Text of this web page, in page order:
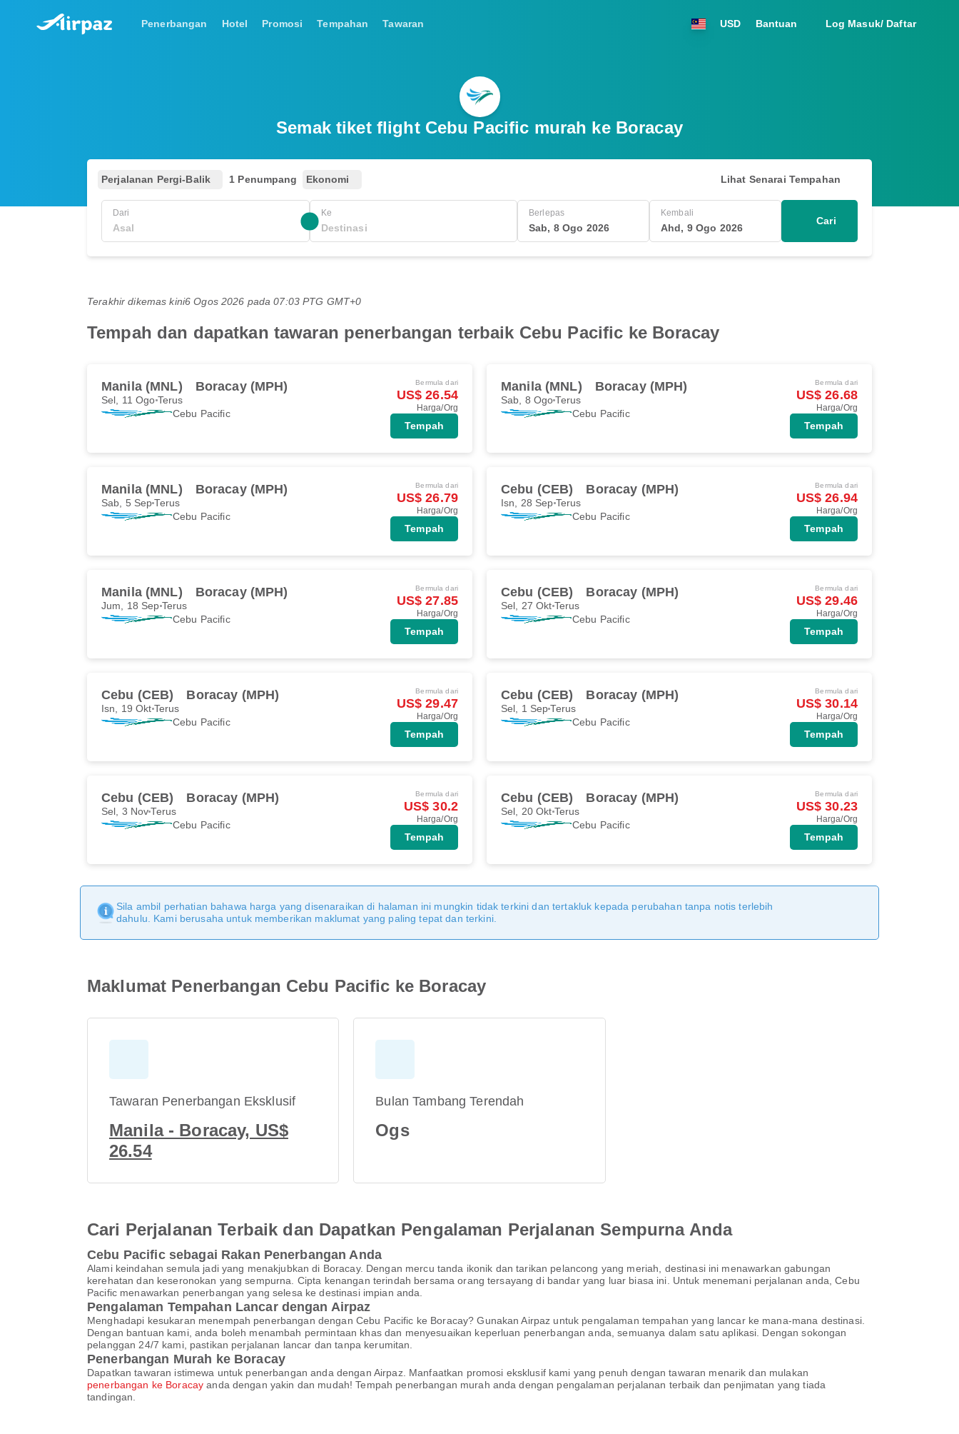
Penerbangan Hotel Promosi Tempahan Tawaran USD Bantuan Log Masuk/ Daftar
Semak tiket flight Cebu Pacific murah ke Boracay
Perjalanan Pergi-Balik 1 Penumpang Ekonomi Lihat Senarai Tempahan
Dari Ke Berlepas
Sab, 8 Ogo 2026
Kembali
Ahd, 9 Ogo 2026
Cari
Terakhir dikemas kini6 Ogos 2026 pada 07:03 PTG GMT+0
Tempah dan dapatkan tawaran penerbangan terbaik Cebu Pacific ke Boracay
Manila (MNL) Boracay (MPH)
Sel, 11 Ogo Terus
Cebu Pacific
Bermula dari
US$ 26.54
Harga/Org
Tempah
Manila (MNL) Boracay (MPH)
Sab, 8 OgoTerus
Cebu Pacific
Bermula dari
US$ 26.68
Harga/Org
Tempah
Manila (MNL) Boracay (MPH)
Sab, 5 SepTerus
Cebu Pacific
Bermula dari
US$ 26.79
Harga/Org
Tempah
Cebu (CEB) Boracay (MPH)
Isn, 28 Sep Terus
Cebu Pacific
Bermula dari
US$ 26.94
Harga/Org
Tempah
Manila (MNL) Boracay (MPH)
Jum, 18 Sep Terus
Cebu Pacific
Bermula dari
US$ 27.85
Harga/Org
Tempah
Cebu (CEB) Boracay (MPH)
Sel, 27 Okt Terus
Cebu Pacific
Bermula dari
US$ 29.46
Harga/Org
Tempah
Cebu (CEB) Boracay (MPH)
Isn, 19 Okt Terus
Cebu Pacific
Bermula dari
US$ 29.47
Harga/Org
Tempah
Cebu (CEB) Boracay (MPH)
Sel, 1 SepTerus
Cebu Pacific
Bermula dari
US$ 30.14
Harga/Org
Tempah
Cebu (CEB) Boracay (MPH)
Sel, 3 NovTerus
Cebu Pacific
Bermula dari
US$ 30.2
Harga/Org
Tempah
Cebu (CEB) Boracay (MPH)
Sel, 20 Okt Terus
Cebu Pacific
Bermula dari
US$ 30.23
Harga/Org
Tempah
Sila ambil perhatian bahawa harga yang disenaraikan di halaman ini mungkin tidak terkini dan tertakluk kepada perubahan tanpa notis terlebih
dahulu. Kami berusaha untuk memberikan maklumat yang paling tepat dan terkini.
Maklumat Penerbangan Cebu Pacific ke Boracay
Tawaran Penerbangan Eksklusif
Manila - Boracay, US$
26.54
Bulan Tambang Terendah
Ogs
Cari Perjalanan Terbaik dan Dapatkan Pengalaman Perjalanan Sempurna Anda
Cebu Pacific sebagai Rakan Penerbangan Anda
Alami keindahan semula jadi yang menakjubkan di Boracay. Dengan mercu tanda ikonik dan tarikan pelancong yang meriah, destinasi ini menawarkan gabungan
kerehatan dan keseronokan yang sempurna. Cipta kenangan terindah bersama orang tersayang di bandar yang luar biasa ini. Untuk menemani perjalanan anda, Cebu
Pacific menawarkan penerbangan yang selesa ke destinasi impian anda.
Pengalaman Tempahan Lancar dengan Airpaz
Menghadapi kesukaran menempah penerbangan dengan Cebu Pacific ke Boracay? Gunakan Airpaz untuk pengalaman tempahan yang lancar ke mana-mana destinasi.
Dengan bantuan kami, anda boleh menambah permintaan khas dan menyesuaikan keperluan penerbangan anda, semuanya dalam satu aplikasi. Dengan sokongan
pelanggan 24/7 kami, pastikan perjalanan lancar dan tanpa kerumitan.
Penerbangan Murah ke Boracay
Dapatkan tawaran istimewa untuk penerbangan anda dengan Airpaz. Manfaatkan promosi eksklusif kami yang penuh dengan tawaran menarik dan mulakan
penerbangan ke Boracay anda dengan yakin dan mudah! Tempah penerbangan murah anda dengan pengalaman perjalanan terbaik dan penjimatan yang tiada
tandingan.